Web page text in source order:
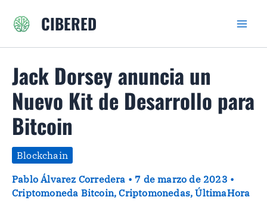
CIBERED
Jack Dorsey anuncia un
Nuevo Kit de Desarrollo para
Bitcoin
Blockchain
Pablo Álvarez Corredera • 7 de marzo de 2023 •
Criptomoneda Bitcoin,Criptomonedas,ÚltimaHora